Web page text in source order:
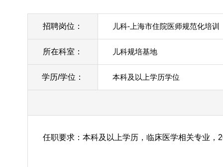
招聘岗位： 儿科-上海市住院医师规范化培训
所在科室： 儿科规培基地
学历/学位： 本科及以上学历学位
任职要求：本科及以上学历，临床医学相关专业，